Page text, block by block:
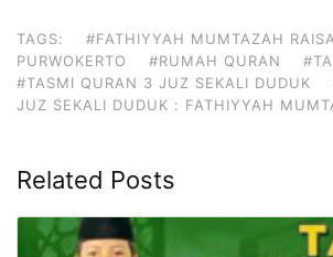
TAGS: #FATHIYYAH MUMTAZAH
PURWOKERTO
#RUMAH QURAN
#TASMI QURAN 3 JUZ SEKALI DUDUK
JUZ SEKALI DUDUK : FATHIYYAH
Related Posts